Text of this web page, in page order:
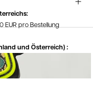
EUR pro Bestellung
und Österreich) :